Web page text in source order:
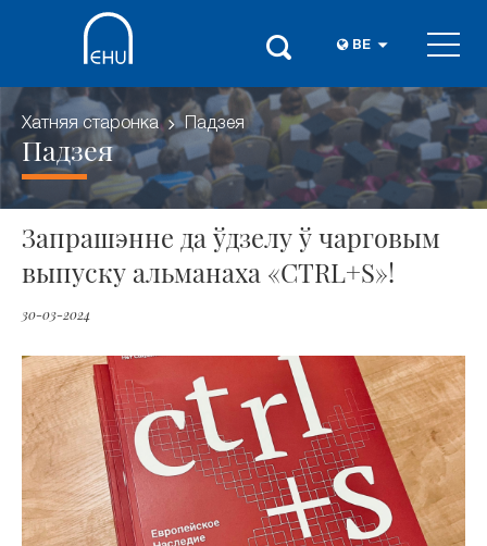
BE
Хатняя старонка Падзея
Падзея
Запрашэнне да ўдзелу ў чарговым
выпуску альманаха «CTRL+S»!
30-03-2024